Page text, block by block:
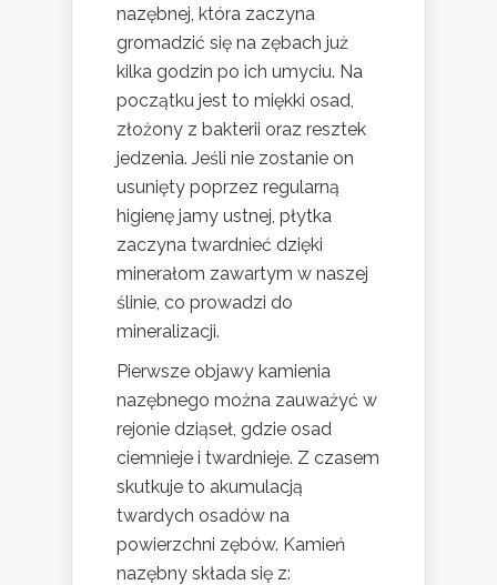
nazębnej, która zaczyna
gromadzić się na zębach już
kilka godzin po ich umyciu. Na
początku jest to miękki osad,
złożony z bakterii oraz resztek
jedzenia. Jeśli nie zostanie on
usunięty poprzez regularną
higienę jamy ustnej, płytka
zaczyna twardnieć dzięki
minerałom zawartym w naszej
ślinie, co prowadzi do
mineralizacji.
Pierwsze objawy kamienia
nazębnego można zauważyć w
rejonie dziąseł, gdzie osad
ciemnieje i twardnieje. Z czasem
skutkuje to akumulacją
twardych osadów na
powierzchni zębów. Kamień
nazębny składa się z: